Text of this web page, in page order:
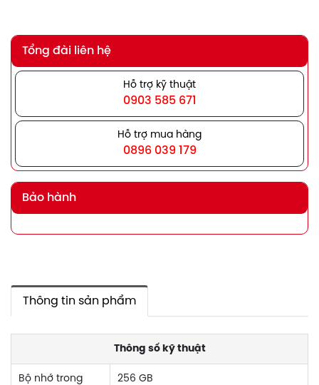
Tổng đài liên hệ
Hỗ trợ kỹ thuật
0903 585 671
Hỗ trợ mua hàng
0896 039 179
Bảo hành
Thông tin sản phẩm
Thông số kỹ thuật
Bộ nhớ trong 256 GB